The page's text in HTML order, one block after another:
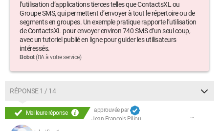
l’utilisation d’applications tierces telles que ContactsXL ou
Groupe SMS, qui permettent d’envoyer à tout le répertoire ou de
segments en groupes. Un exemple pratique rapporte l’utilisation
de ContactsXL pour envoyer environ 740 SMS d’un seul coup,
avec un tutoriel publié en ligne pour guider les utilisateurs
intéressés.
Bobot(l'IA à votre service)
RÉPONSE 1 / 14
Meilleure réponse
approuvée par
Jean-François Pillou